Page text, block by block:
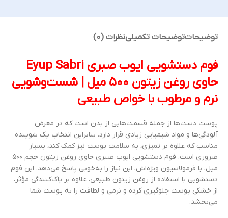
توضیحاتتوضیحات تکمیلینظرات (0)
فوم دستشویی ایوب صبری Eyup Sabri
حاوی روغن زیتون ۵۰۰ میل | شست‌وشویی
نرم و مرطوب با خواص طبیعی
پوست دست‌ها از جمله قسمت‌هایی از بدن است که در معرض
آلودگی‌ها و مواد شیمیایی زیادی قرار دارد. بنابراین انتخاب یک شوینده
مناسب که علاوه بر تمیزی، به سلامت پوست نیز کمک کند، بسیار
ضروری است. فوم دستشویی ایوب صبری حاوی روغن زیتون حجم ۵۰۰
میل، با فرمولاسیون ویژه‌اش، این نیاز را به‌خوبی پاسخ می‌دهد. این فوم
دستشویی با استفاده از روغن زیتون طبیعی، علاوه بر پاک‌کنندگی مؤثر،
از خشکی پوست جلوگیری کرده و نرمی و لطافت را به پوست شما
می‌بخشد.